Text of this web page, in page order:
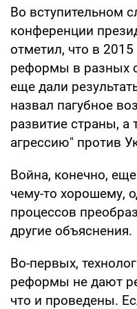
Во вступительном
конференции
отметил, что в
реформы в разных
еще дали
назвал пагубное
развитие страны,
агрессию" против
Война, конечно,
чему-то хорошему,
процессов
другие объяснения.
Во-первых,
реформы не дают
что и проведены.